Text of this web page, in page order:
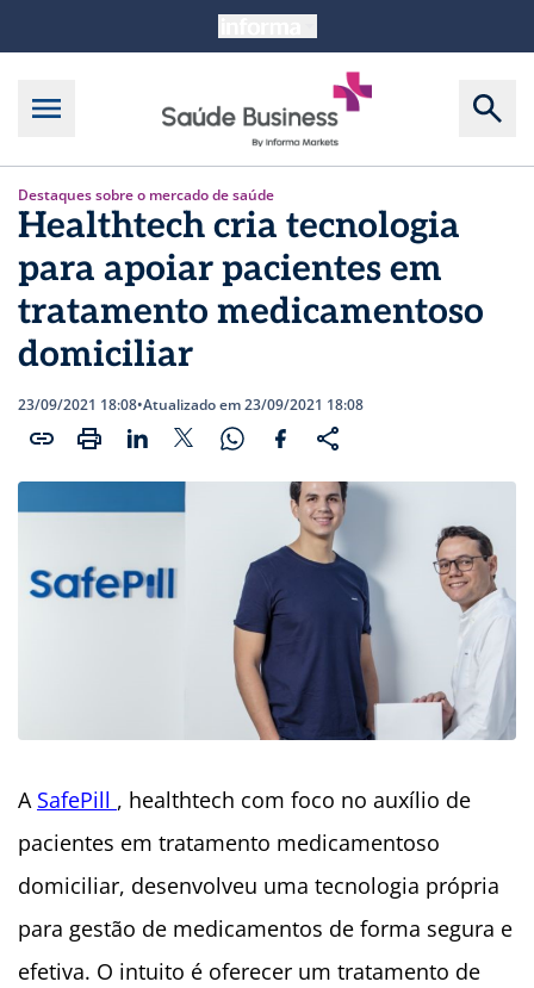
Destaques sobre o mercado de saúde
Healthtech cria tecnologia
para apoiar pacientes em
tratamento medicamentoso
domiciliar
23/09/2021 18:08•Atualizado em 23/09/2021 18:08
A SafePill , healthtech com foco no auxílio de
pacientes em tratamento medicamentoso
domiciliar, desenvolveu uma tecnologia própria
para gestão de medicamentos de forma segura e
efetiva. O intuito é oferecer um tratamento de